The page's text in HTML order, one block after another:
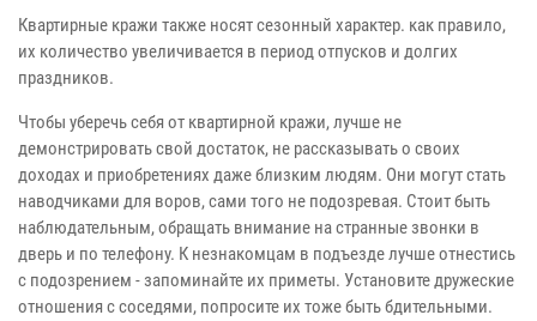
Квартирные кражи также носят сезонный характер. как правило,
их количество увеличивается в период отпусков и долгих
праздников.
Чтобы уберечь себя от квартирной кражи, лучше не
демонстрировать свой достаток, не рассказывать о своих
доходах и приобретениях даже близким людям. Они могут стать
наводчиками для воров, сами того не подозревая. Стоит быть
наблюдательным, обращать внимание на странные звонки в
дверь и по телефону. К незнакомцам в подъезде лучше отнестись
с подозрением - запоминайте их приметы. Установите дружеские
отношения с соседями, попросите их тоже быть бдительными.